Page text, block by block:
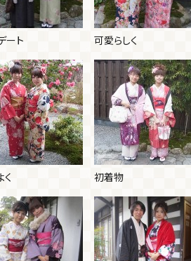
ート 可愛らしく
く 初着物